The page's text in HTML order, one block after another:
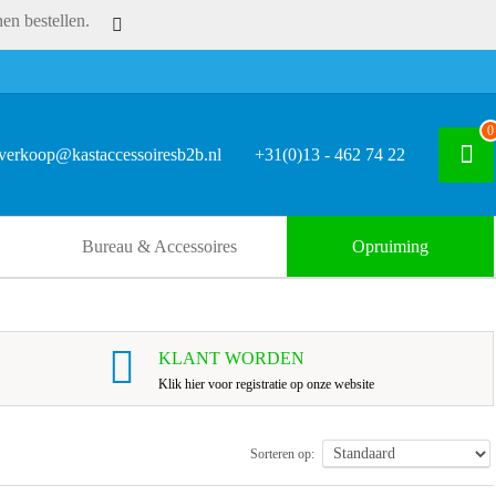
bestellen.
+31(0)13 - 462 74 22
0
Bureau & Accessoires Opruiming
KLANT WORDEN
Klik hier voor registratie op onze website
Sorteren op: